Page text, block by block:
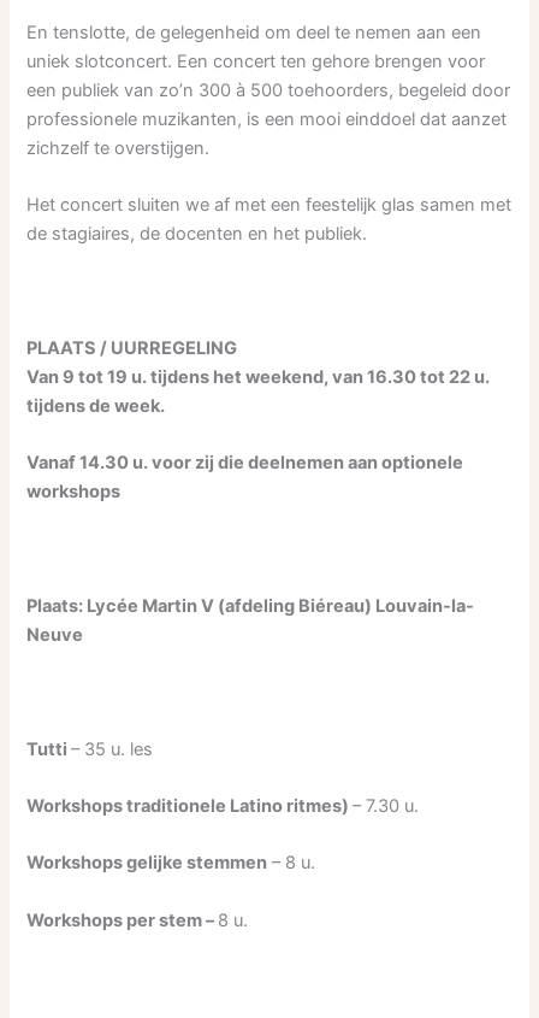
En tenslotte, de gelegenheid om deel te nemen aan een
uniek slotconcert. Een concert ten gehore brengen voor
een publiek van zo’n 300 à 500 toehoorders, begeleid door
professionele muzikanten, is een mooi einddoel dat aanzet
zichzelf te overstijgen.
Het concert sluiten we af met een feestelijk glas samen met
de stagiaires, de docenten en het publiek.
PLAATS / UURREGELING
Van 9 tot 19 u. tijdens het weekend, van 16.30 tot 22 u.
tijdens de week.
Vanaf 14.30 u. voor zij die deelnemen aan optionele
workshops
Plaats: Lycée Martin V (afdeling Biéreau) Louvain-la-
Neuve
Tutti– 35 u. les
Workshops traditionele Latino ritmes)– 7.30 u.
Workshops gelijke stemmen – 8 u.
Workshops per stem –8 u.